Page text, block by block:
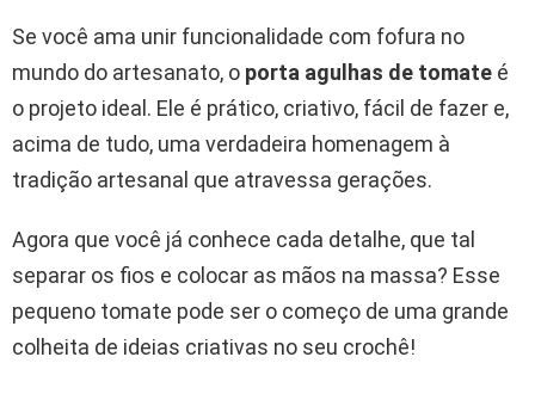
Se você ama unir funcionalidade com fofura no
mundo do artesanato, o porta agulhas de tomate é
o projeto ideal. Ele é prático, criativo, fácil de fazer e,
acima de tudo, uma verdadeira homenagem à
tradição artesanal que atravessa gerações.
Agora que você já conhece cada detalhe, que tal
separar os fios e colocar as mãos na massa? Esse
pequeno tomate pode ser o começo de uma grande
colheita de ideias criativas no seu crochê!